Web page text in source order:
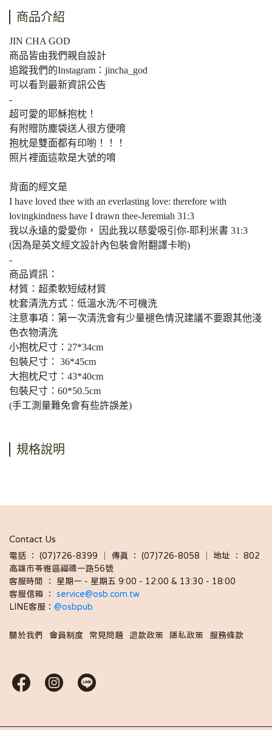
商品介紹
JIN CHA GOD
商品皆由我們親自設計
追蹤我們的Instagram：jincha_god
可以看到最新資訊公告
-
超可愛的耶穌抱枕！
有附贈防塵袋送人很方便唷
抱枕是雙面都有印喲！！！
照片裡面這款是大號的唷
背面的經文是
I have loved thee with an everlasting love: therefore with
lovingkindness have I drawn thee-Jeremiah 31:3
我以永遠的愛愛你， 因此我以慈愛吸引你-耶利米書 31:3
(因為是英文經文設計內包裝會附翻譯卡喲)
-
商品資訊：
材質：超柔軟短絨材質
枕套清洗方式：低溫水洗/不可機洗
注意事項：第一次清洗會有少量褪色情況建議不要跟其他淺
色衣物清洗
小抱枕尺寸：27*34cm
包裝尺寸： 36*45cm
大抱枕尺寸：43*40cm
包裝尺寸：60*50.5cm
(手工測量難免會有些許誤差)
規格說明
Contact Us
電話 ： (07)726-8399 │ 傳真 ： (07)726-8058 │ 地址 ： 802
高雄市苓雅區福德一路56號
客服時間 ： 星期一 - 星期五 9:00 - 12:00 & 13:30 - 18:00
客服信箱 ： service@osb.com.tw
LINE客服： @osbpub
關於我們 會員制度 常見問題 退款政策 隱私政策 服務條款